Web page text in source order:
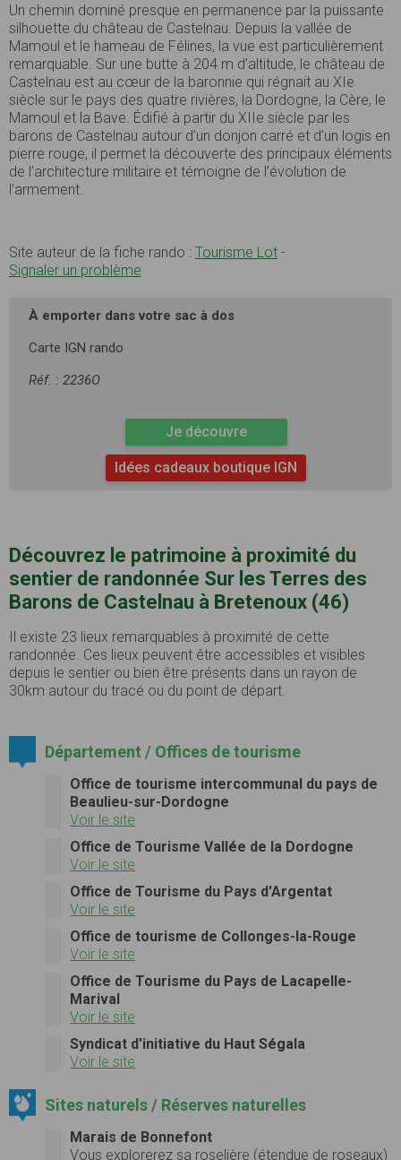
Un chemin dominé presque en permanence par la puissante
silhouette du château de Castelnau. Depuis la vallée de
Mamoul et le hameau de Félines, la vue est particulièrement
remarquable. Sur une butte à 204 m d’altitude, le château de
Castelnau est au cœur de la baronnie qui régnait au XIe
siècle sur le pays des quatre rivières, la Dordogne, la Cère, le
Mamoul et la Bave. Édifié à partir du XIIe siècle par les
barons de Castelnau autour d’un donjon carré et d’un logis en
pierre rouge, il permet la découverte des principaux éléments
de l’architecture militaire et témoigne de l’évolution de
l’armement.
Site auteur de la fiche rando : Tourisme Lot -
Signaler un problème
À emporter dans votre sac à dos
Carte IGN rando
Réf. : 2236O
Je découvre
Idées cadeaux boutique IGN
Découvrez le patrimoine à proximité du
sentier de randonnée Sur les Terres des
Barons de Castelnau à Bretenoux (46)
Il existe 23 lieux remarquables à proximité de cette
randonnée. Ces lieux peuvent être accessibles et visibles
depuis le sentier ou bien être présents dans un rayon de
30km autour du tracé ou du point de départ.
Département / Offices de tourisme
Office de tourisme intercommunal du pays de
Beaulieu-sur-Dordogne
Voir le site
Office de Tourisme Vallée de la Dordogne
Voir le site
Office de Tourisme du Pays d'Argentat
Voir le site
Office de tourisme de Collonges-la-Rouge
Voir le site
Office de Tourisme du Pays de Lacapelle-
Marival
Voir le site
Syndicat d'initiative du Haut Ségala
Voir le site
Sites naturels / Réserves naturelles
Marais de Bonnefont
Vous explorerez sa roselière (étendue de roseaux)